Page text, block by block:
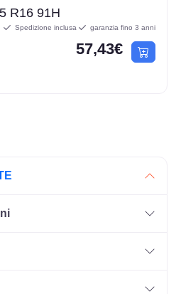
R16 91H
Spedizione inclusa garanzia fino 3 anni
57,43€